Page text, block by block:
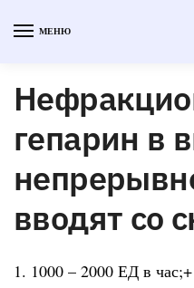
МЕНЮ
гепарин в
вводят со
1. 1000 – 2000 ЕД в час;+